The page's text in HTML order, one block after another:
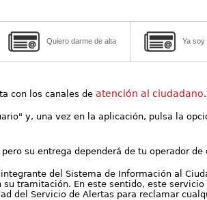
Quiero darme de alta Ya soy
con los canales deatención al ciudadano.
y, una vez en la aplicación, pulsa la
su entrega dependerá de tu operador de
del Sistema de Información al
tramitación. En este sentido, este
del Servicio de Alertas para reclamar